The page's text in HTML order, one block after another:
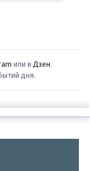
или в Дзен.
дня.